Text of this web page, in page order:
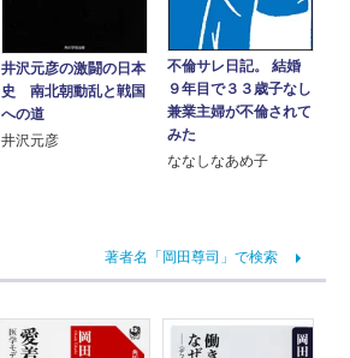
井沢元彦の激闘の日本
史 南北朝動乱と戦国
への道
井沢元彦
不倫サレ日記。 結婚
９年目で３３歳子なし
兼業主婦が不倫されて
みた
ななしなあめ子
著者名「岡田尊司」で検索